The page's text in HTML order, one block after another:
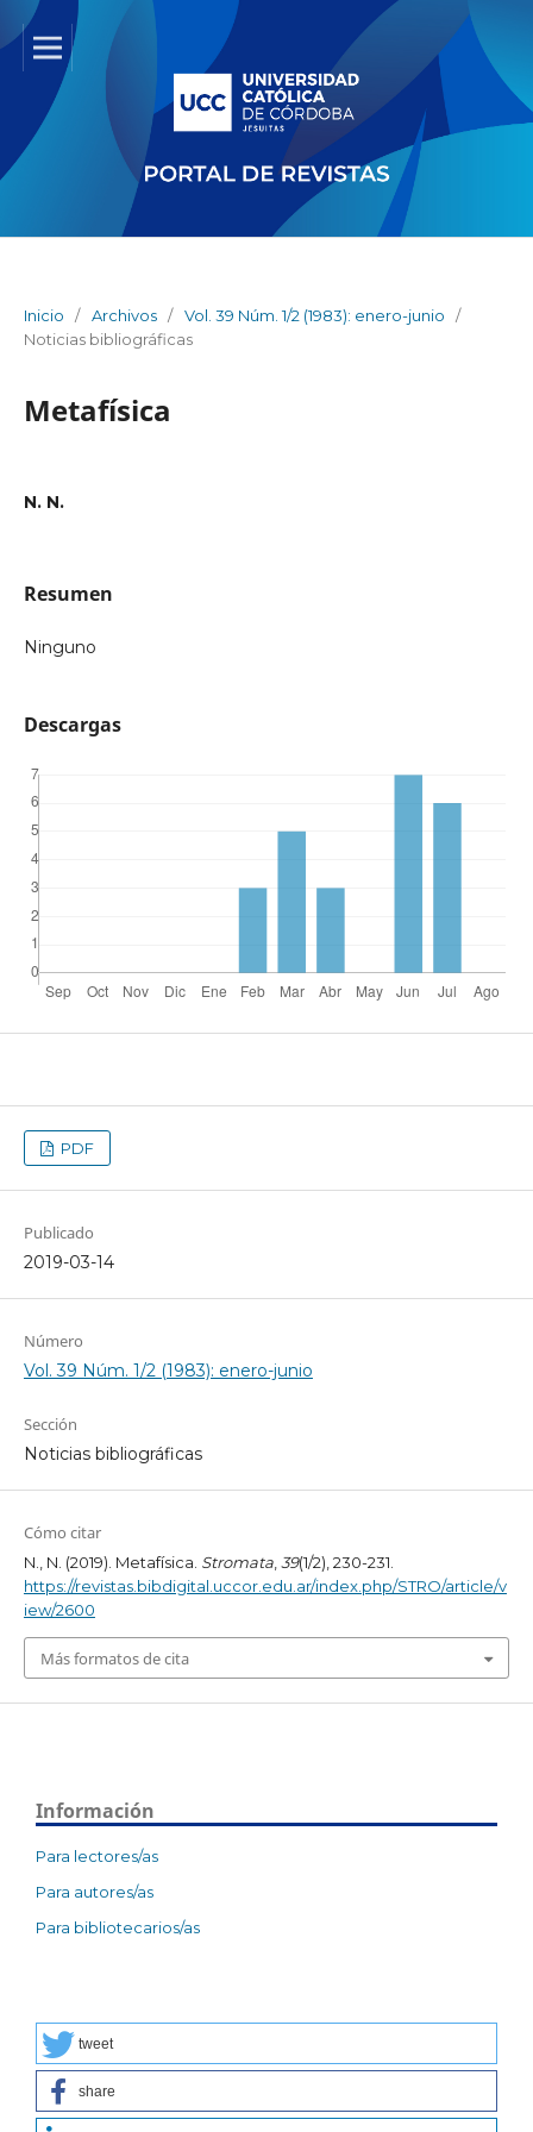
Inicio / Archivos / Vol. 39 Núm. 1/2 (1983): enero-junio
/
Noticias bibliográficas
Metafísica
N. N.
Resumen
Ninguno
Descargas
PDF
Publicado
2019-03-14
Número
Vol. 39 Núm. 1/2 (1983): enero-junio
Sección
Noticias bibliográficas
Cómo citar
N., N. (2019). Metafísica. Stromata,39(1/2), 230-231.
https://revistas.bibdigital.uccor.edu.ar/index.php/STRO/article/v
iew/2600
Más formatos de cita
Información
Para lectores/as
Para autores/as
Para bibliotecarios/as
tweet
share